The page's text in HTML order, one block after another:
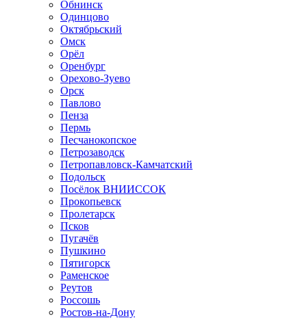
Обнинск
Одинцово
Октябрьский
Омск
Орёл
Оренбург
Орехово-Зуево
Орск
Павлово
Пенза
Пермь
Песчанокопское
Петрозаводск
Петропавловск-Камчатский
Подольск
Посёлок ВНИИССОК
Прокопьевск
Пролетарск
Псков
Пугачёв
Пушкино
Пятигорск
Раменское
Реутов
Россошь
Ростов-на-Дону